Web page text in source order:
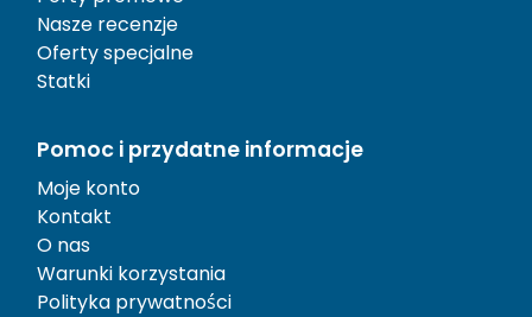
Nasze recenzje
Oferty specjalne
Statki
Pomoc i przydatne informacje
Moje konto
Kontakt
O nas
Warunki korzystania
Polityka prywatności